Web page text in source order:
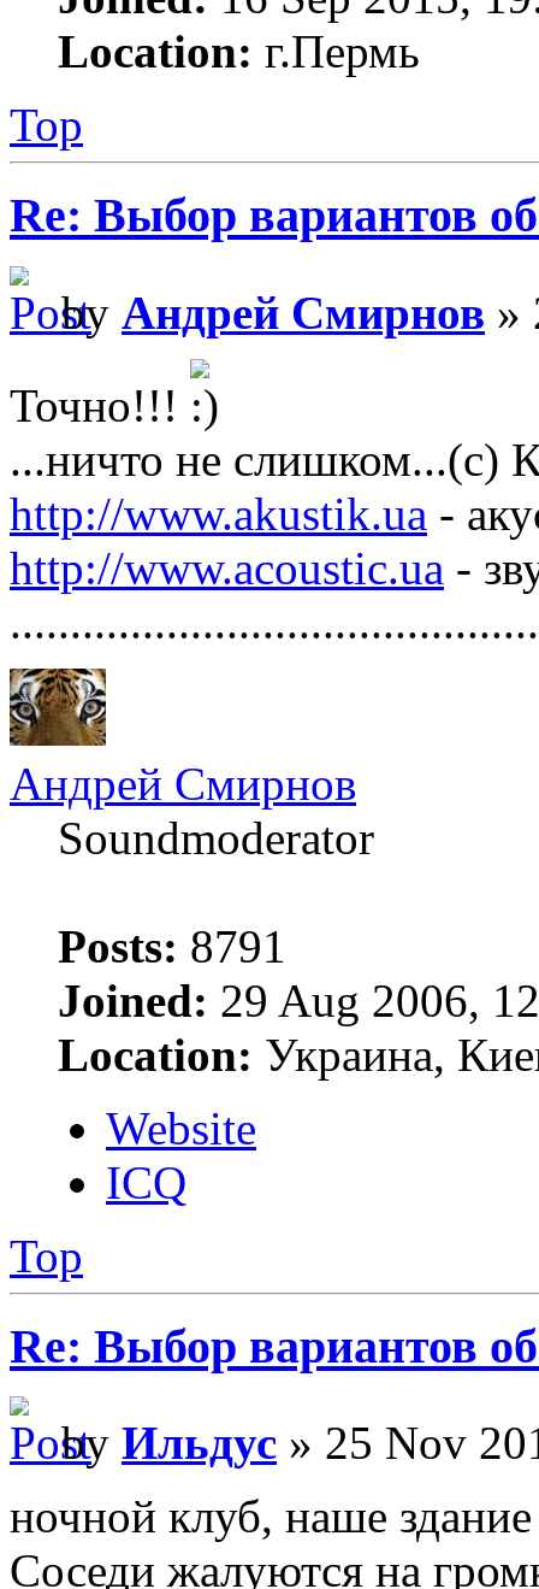
Location: г.Пермь
Top
Re: Выбор вариантов
by Андрей Смирнов »
Точно!!!
...ничто не слишком...(с)
http://www.akustik.ua -
http://www.acoustic.ua -
............................................
Андрей Смирнов
Soundmoderator
Posts: 8791
Joined: 29 Aug 2006,
Location: Украина,
Website
ICQ
Top
Re: Выбор вариантов
by Ильдус » 25 Nov
ночной клуб, наше
Соседи жалуются на